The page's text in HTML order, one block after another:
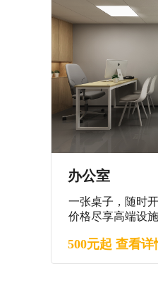
办公室
一张桌子，随时
价格尽享高端设施
500元起 查看详